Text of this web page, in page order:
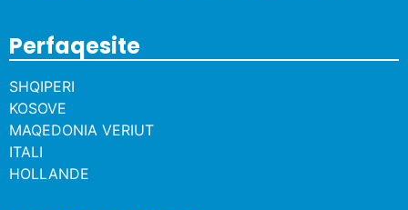
Perfaqesite
SHQIPERI
KOSOVE
MAQEDONIA VERIUT
ITALI
HOLLANDE